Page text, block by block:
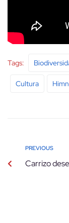
Tags:
Cultura
PREVIOUS
Carrizo